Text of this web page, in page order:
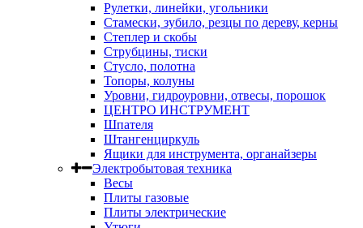
Рулетки, линейки, угольники
Стамески, зубило, резцы по дереву, керны
Степлер и скобы
Струбцины, тиски
Стусло, полотна
Топоры, колуны
Уровни, гидроуровни, отвесы, порошок
ЦЕНТРО ИНСТРУМЕНТ
Шпателя
Штангенциркуль
Ящики для инструмента, органайзеры
Электробытовая техника
Весы
Плиты газовые
Плиты электрические